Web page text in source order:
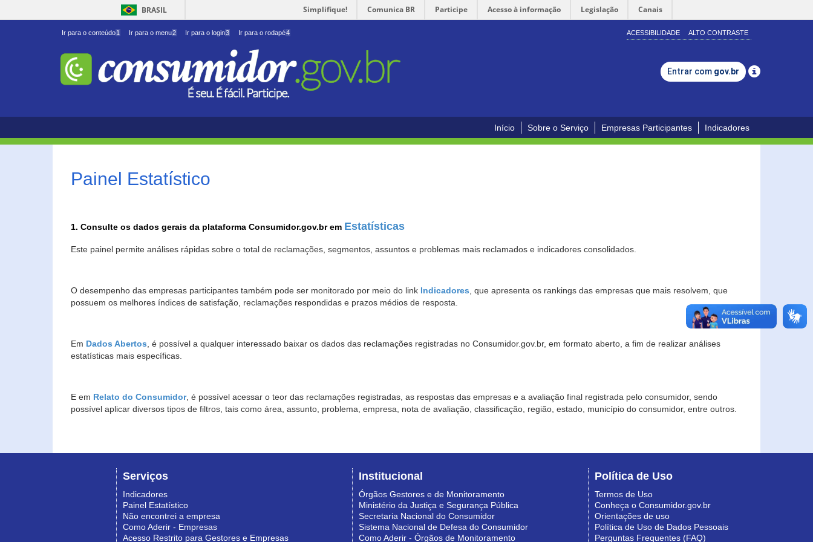
BRASIL Simplifique! Comunica BR Participe Acesso à informação Legislação Canais
Ir para o conteúdo1 Ir para o menu2 Ir para o login3 Ir para o rodapé4 ACESSIBILIDADE ALTO CONTRASTE
Entrar com gov.br
Início Sobre o Serviço Empresas Participantes Indicadores
Painel Estatístico
1. Consulte os dados gerais da plataforma Consumidor.gov.br em Estatísticas
Este painel permite análises rápidas sobre o total de reclamações, segmentos, assuntos e problemas mais reclamados e indicadores consolidados.
O desempenho das empresas participantes também pode ser monitorado por meio do link Indicadores, que apresenta os rankings das empresas que mais resolvem, que
possuem os melhores índices de satisfação, reclamações respondidas e prazos médios de resposta.
Em Dados Abertos, é possível a qualquer interessado baixar os dados das reclamações registradas no Consumidor.gov.br, em formato aberto, a fim de realizar análises
estatísticas mais específicas.
E em Relato do Consumidor, é possível acessar o teor das reclamações registradas, as respostas das empresas e a avaliação final registrada pelo consumidor, sendo
possível aplicar diversos tipos de filtros, tais como área, assunto, problema, empresa, nota de avaliação, classificação, região, estado, município do consumidor, entre outros.
Serviços
Indicadores
Painel Estatístico
Não encontrei a empresa
Como Aderir - Empresas
Acesso Restrito para Gestores e Empresas
Institucional
Órgãos Gestores e de Monitoramento
Ministério da Justiça e Segurança Pública
Secretaria Nacional do Consumidor
Sistema Nacional de Defesa do Consumidor
Como Aderir - Órgãos de Monitoramento
Política de Uso
Termos de Uso
Conheça o Consumidor.gov.br
Orientações de uso
Política de Uso de Dados Pessoais
Perguntas Frequentes (FAQ)